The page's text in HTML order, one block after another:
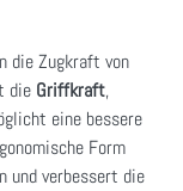
die Zugkraft von
die Griffkraft,
eine bessere
Form
und verbessert die